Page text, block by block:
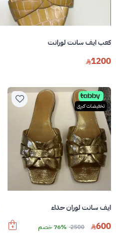
كعب ايف سانت لورانت
1200
تخفيضات كبرى
ايف سانت لوران حذاء
600
2500 76% خصم